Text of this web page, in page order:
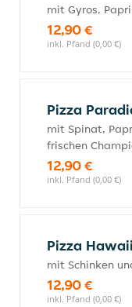
mit Gyros,
12,90 €
inkl. Pfand (0,00 €)
Pizza
mit Spinat,
frischen
12,90 €
inkl. Pfand (0,00 €)
Pizza
mit Schinken
12,90 €
inkl. Pfand (0,00 €)